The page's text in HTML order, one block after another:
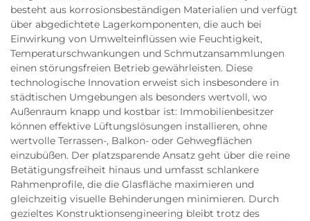
besteht aus korrosionsbeständigen Materialien und verfügt
über abgedichtete Lagerkomponenten, die auch bei
Einwirkung von Umwelteinflüssen wie Feuchtigkeit,
Temperaturschwankungen und Schmutzansammlungen
einen störungsfreien Betrieb gewährleisten. Diese
technologische Innovation erweist sich insbesondere in
städtischen Umgebungen als besonders wertvoll, wo
Außenraum knapp und kostbar ist: Immobilienbesitzer
können effektive Lüftungslösungen installieren, ohne
wertvolle Terrassen-, Balkon- oder Gehwegflächen
einzubüßen. Der platzsparende Ansatz geht über die reine
Betätigungsfreiheit hinaus und umfasst schlankere
Rahmenprofile, die die Glasfläche maximieren und
gleichzeitig visuelle Behinderungen minimieren. Durch
gezieltes Konstruktionsengineering bleibt trotz des